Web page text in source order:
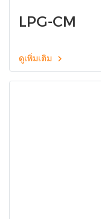
LPG-CM
ดูเพิ่มเติม